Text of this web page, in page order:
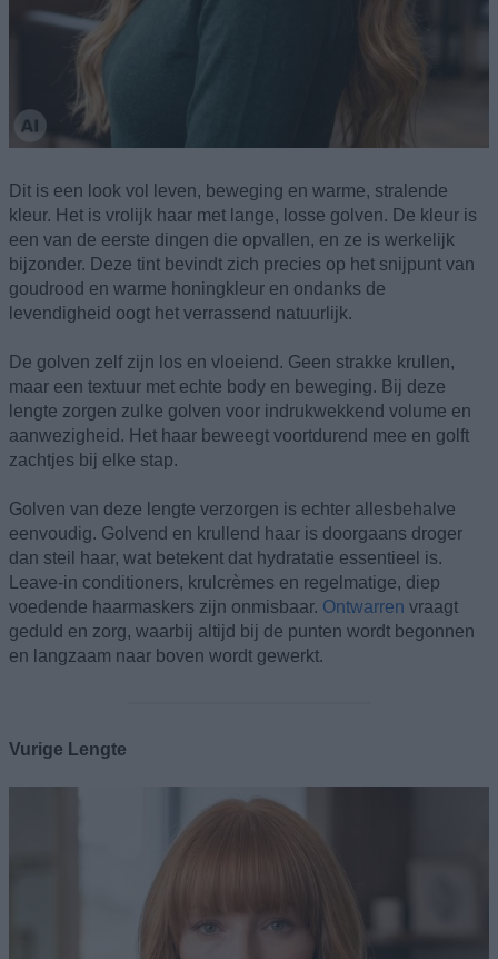
Dit is een look vol leven, beweging en warme, stralende
kleur. Het is vrolijk haar met lange, losse golven. De kleur is
een van de eerste dingen die opvallen, en ze is werkelijk
bijzonder. Deze tint bevindt zich precies op het snijpunt van
goudrood en warme honingkleur en ondanks de
levendigheid oogt het verrassend natuurlijk.
De golven zelf zijn los en vloeiend. Geen strakke krullen,
maar een textuur met echte body en beweging. Bij deze
lengte zorgen zulke golven voor indrukwekkend volume en
aanwezigheid. Het haar beweegt voortdurend mee en golft
zachtjes bij elke stap.
Golven van deze lengte verzorgen is echter allesbehalve
eenvoudig. Golvend en krullend haar is doorgaans droger
dan steil haar, wat betekent dat hydratatie essentieel is.
Leave-in conditioners, krulcrèmes en regelmatige, diep
voedende haarmaskers zijn onmisbaar. Ontwarren vraagt
geduld en zorg, waarbij altijd bij de punten wordt begonnen
en langzaam naar boven wordt gewerkt.
Vurige Lengte